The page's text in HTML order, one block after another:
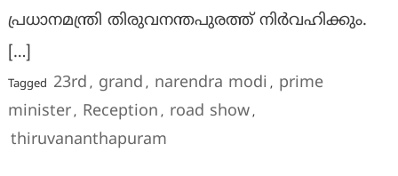
പ്രധാനമന്ത്രി തിരുവനന്തപുരത്ത് നിർവഹിക്കും.
[…]
Tagged 23rd , grand , narendra modi , prime
minister, Reception , road show,
thiruvananthapuram